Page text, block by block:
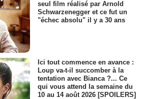
seul film réalisé par Arnold
Schwarzenegger et ce fut un
"échec absolu" il y a 30 ans
Ici tout commence en avance :
Loup va-t-il succomber à la
tentation avec Bianca ?... Ce
qui vous attend la semaine du
10 au 14 août 2026 [SPOILERS]